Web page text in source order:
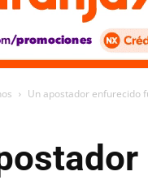
Un apostador enfurecido